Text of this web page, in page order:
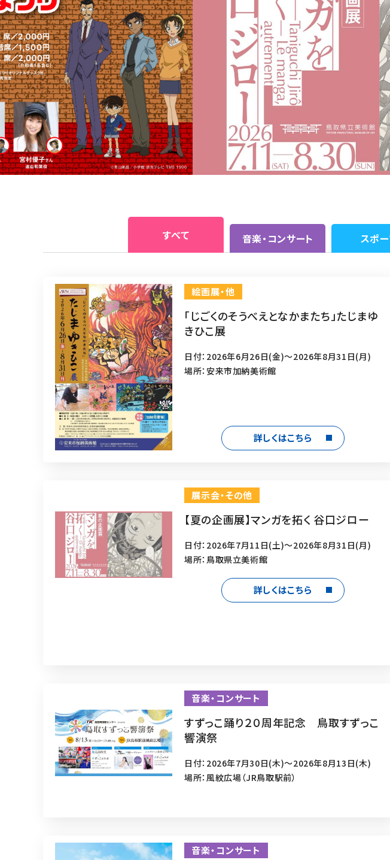
すべて 音楽・コンサート スポ
絵画展・他
「じごくのそうべえとなかまたち」たじまゆ
きひこ展
日付：2026年6月26日(金)～2026年8月31日(月)
場所：安来市加納美術館
詳しくはこちら
展示会・その他
【夏の企画展】マンガを拓く 谷口ジロー
日付：2026年7月11日(土)～2026年8月31日(月)
場所：鳥取県立美術館
詳しくはこちら
音楽・コンサート
すずっこ踊り２０周年記念 鳥取すずっこ
響演祭
日付：2026年7月30日(木)～2026年8月13日(木)
場所：風紋広場（JR鳥取駅前）
音楽・コンサート